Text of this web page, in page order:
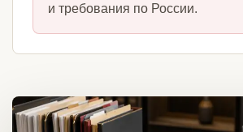
и требования по России.